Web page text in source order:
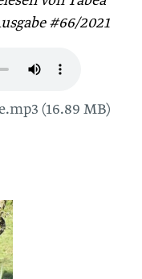
#66/2021
(16.89 MB)